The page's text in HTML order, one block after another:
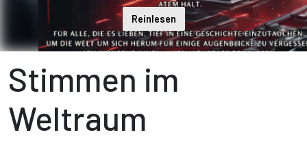
Reinlesen
Stimmen im
Weltraum